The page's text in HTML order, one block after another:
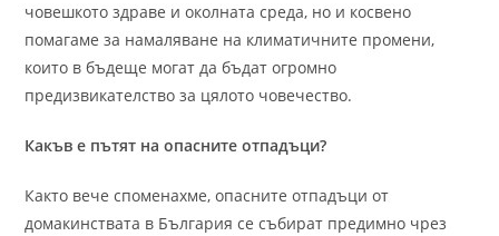
човешкото здраве и околната среда, но и косвено
помагаме за намаляване на климатичните промени,
които в бъдеще могат да бъдат огромно
предизвикателство за цялото човечество.
Какъв е пътят на опасните отпадъци?
Както вече споменахме, опасните отпадъци от
домакинствата в България се събират предимно чрез